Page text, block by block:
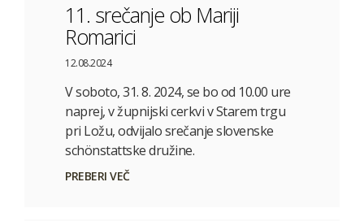
11. srečanje ob Mariji
Romarici
12.08.2024
V soboto, 31. 8. 2024, se bo od 10.00 ure
naprej, v župnijski cerkvi v Starem trgu
pri Ložu, odvijalo srečanje slovenske
schönstattske družine.
PREBERI VEČ